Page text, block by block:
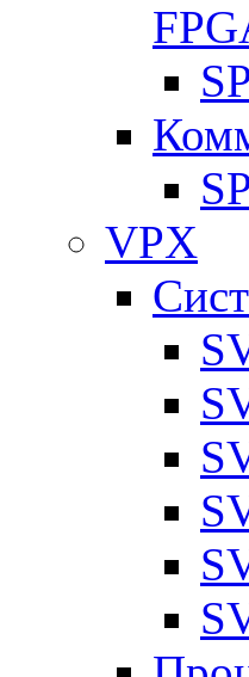
VPX